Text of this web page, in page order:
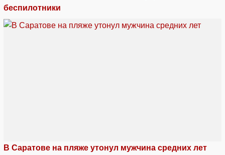
беспилотники
В Саратове на пляже утонул мужчина средних лет